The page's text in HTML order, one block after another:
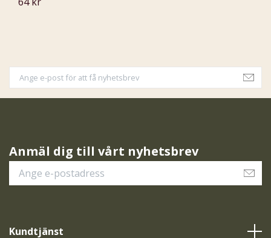
Anmäl dig till vårt nyhetsbrev
Kundtjänst